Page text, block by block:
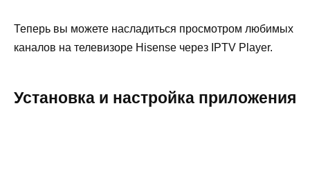
Теперь вы можете насладиться просмотром любимых
каналов на телевизоре Hisense через IPTV Player.
Установка и настройка приложения